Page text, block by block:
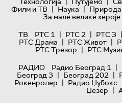
Филм и ТВ | Наука | Природа
За мале велике хероје
ТВ
РТС 1 | РТС 2 | РТС 3 |
РТС Драма | РТС Живот |
РТС Трезор | РТС
РАДИО
Радио Београд 1 |
Београд 3 | Београд 202 |
Рокенролер | Радио Џубокс
Џезер |